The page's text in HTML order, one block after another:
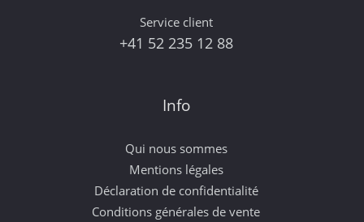
Service client
+41 52 235 12 88
Info
Qui nous sommes
Mentions légales
Déclaration de confidentialité
Conditions générales de vente